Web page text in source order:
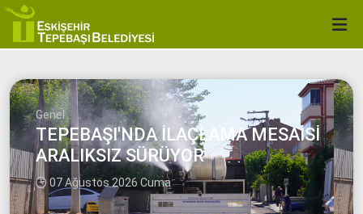
Genel
TEPEBAŞI'NDA İLAÇLAMA MESAİSİ
ARALIKSIZ SÜRÜYOR
07 Ağustos 2026 Cuma